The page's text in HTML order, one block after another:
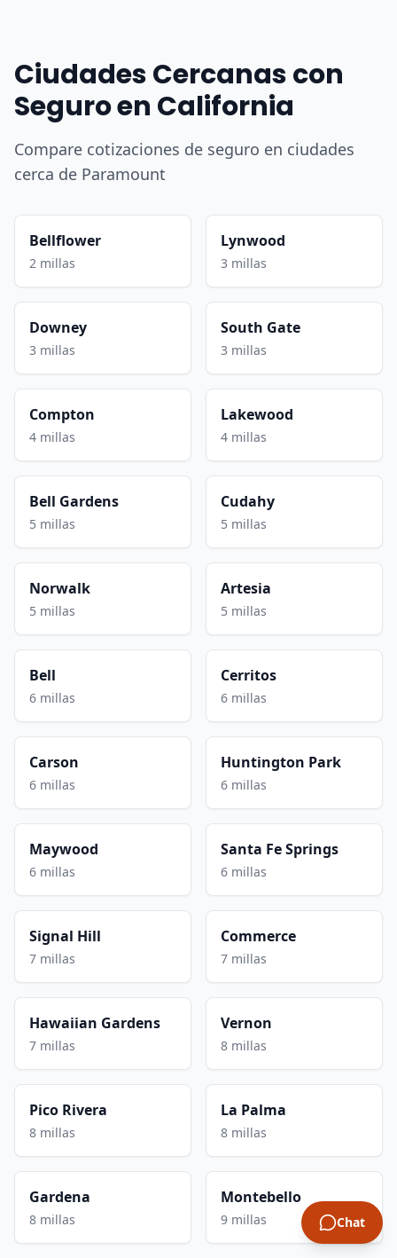
Ciudades Cercanas con
Seguro en California
Compare cotizaciones de seguro en ciudades
cerca de Paramount
Bellflower
2 millas
Lynwood
3 millas
Downey
3 millas
South Gate
3 millas
Compton
4 millas
Lakewood
4 millas
Bell Gardens
5 millas
Cudahy
5 millas
Norwalk
5 millas
Artesia
5 millas
Bell
6 millas
Cerritos
6 millas
Carson
6 millas
Huntington Park
6 millas
Maywood
6 millas
Santa Fe Springs
6 millas
Signal Hill
7 millas
Commerce
7 millas
Hawaiian Gardens
7 millas
Vernon
8 millas
Pico Rivera
8 millas
La Palma
8 millas
Gardena
8 millas
Montebello
9 millas Chat